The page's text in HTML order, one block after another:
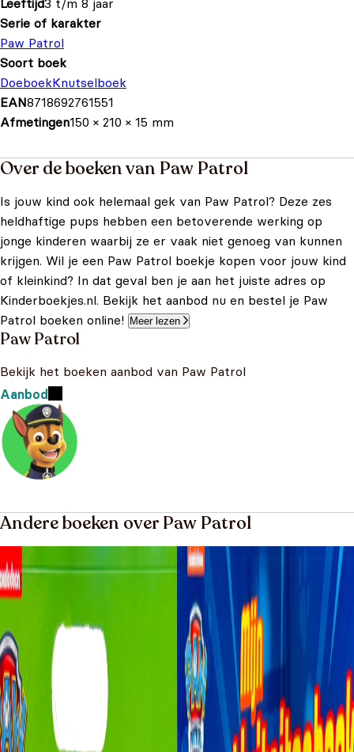
Leeftijd3 t/m 8 jaar
Serie of karakter
Paw Patrol
Soort boek
DoeboekKnutselboek
EAN8718692761551
Afmetingen150 × 210 × 15 mm
Over de boeken van Paw Patrol
Is jouw kind ook helemaal gek van Paw Patrol? Deze zes
heldhaftige pups hebben een betoverende werking op
jonge kinderen waarbij ze er vaak niet genoeg van kunnen
krijgen. Wil je een Paw Patrol boekje kopen voor jouw kind
of kleinkind? In dat geval ben je aan het juiste adres op
Kinderboekjes.nl. Bekijk het aanbod nu en bestel je Paw
Patrol boeken online!
Meer lezen
Paw Patrol
Bekijk het boeken aanbod van Paw Patrol
Aanbod
Andere boeken over Paw Patrol